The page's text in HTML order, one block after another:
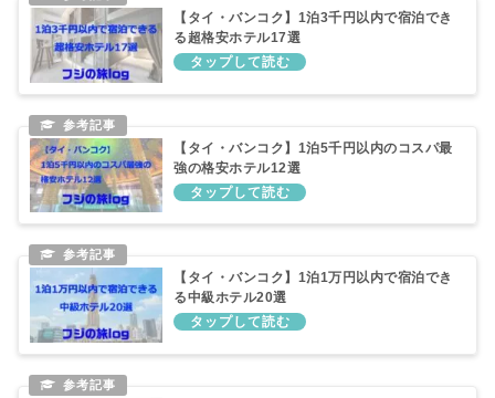
【タイ・バンコク】1泊3千円以内で宿泊でき
る超格安ホテル17選
【タイ・バンコク】1泊5千円以内のコスパ最
強の格安ホテル12選
【タイ・バンコク】1泊1万円以内で宿泊でき
る中級ホテル20選